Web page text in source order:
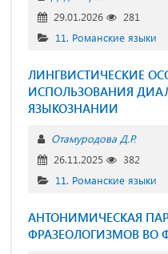
29.01.2026
281
11. Романские языки
ЛИНГВИСТИЧЕСКИЕ
ИСПОЛЬЗОВАНИЯ
ЯЗЫКОЗНАНИИ
Отамуродова Д.Р.
26.11.2025
382
11. Романские языки
АНТОНИМИЧЕСКАЯ
ФРАЗЕОЛОГИЗМОВ ВО